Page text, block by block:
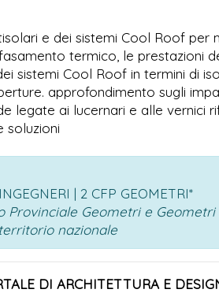
e dei sistemi Cool Roof per
termico, le prestazioni
sistemi Cool Roof in termini di
approfondimento sugli
legate ai lucernari e alle vernici
soluzioni
| 2 CFP GEOMETRI*
Provinciale Geometri e
nazionale
DI ARCHITETTURA E